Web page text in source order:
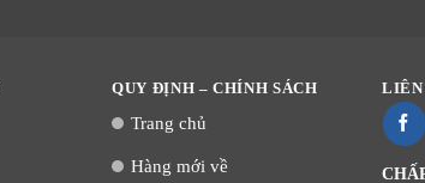
QUY ĐỊNH – CHÍNH SÁCH
Trang chủ
Hàng mới về
LIÊN